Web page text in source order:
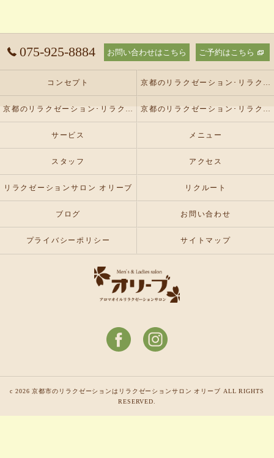
075-925-8884 お問い合わせはこちら ご予約はこちら
コンセプト 京都のリラクゼーション･リラクゼーションサロン オリーブの口コミ情報
京都のリラクゼーション･リラクゼーションサロン オリーブの評判 京都のリラクゼーション･リラクゼーションサロン オリーブのお客様の声
サービス メニュー
スタッフ アクセス
リラクゼーションサロン オリーブ リクルート
ブログ お問い合わせ
プライバシーポリシー サイトマップ
c 2026 京都市のリラクゼーションはリラクゼーションサロン オリーブ ALL RIGHTS
RESERVED.